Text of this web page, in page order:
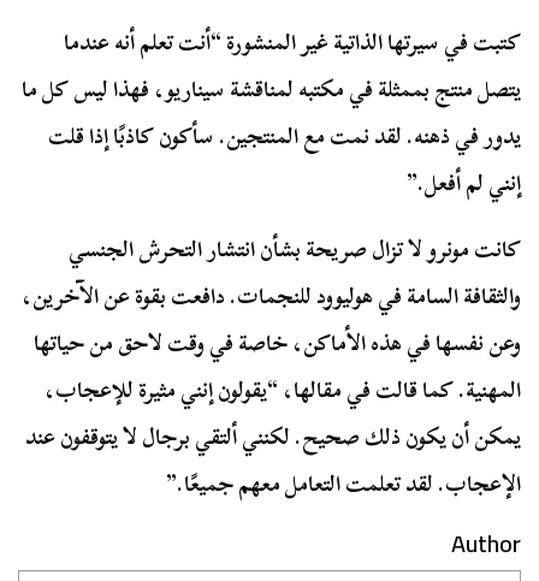
كتبت في سيرتها الذاتية غير المنشورة “أنت تعلم أنه عندما
يتصل منتج بممثلة في مكتبه لمناقشة سيناريو، فهذا ليس كل ما
يدور في ذهنه. لقد نمت مع المنتجين. سأكون كاذبًا إذا قلت
إنني لم أفعل.”
كانت مونرو لا تزال صريحة بشأن انتشار التحرش الجنسي
والثقافة السامة في هوليوود للنجمات. دافعت بقوة عن الآخرين،
وعن نفسها في هذه الأماكن، خاصة في وقت لاحق من حياتها
المهنية. كما قالت في مقالها، “يقولون إنني مثيرة للإعجاب،
يمكن أن يكون ذلك صحيح. لكنني ألتقي برجال لا يتوقفون عند
الإعجاب. لقد تعلمت التعامل معهم جميعًا.”
Author